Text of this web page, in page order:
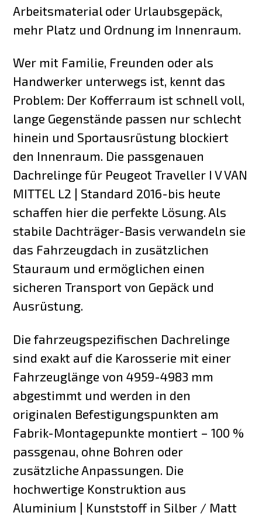
Arbeitsmaterial oder Urlaubsgepäck,
mehr Platz und Ordnung im Innenraum.
Wer mit Familie, Freunden oder als
Handwerker unterwegs ist, kennt das
Problem: Der Kofferraum ist schnell voll,
lange Gegenstände passen nur schlecht
hinein und Sportausrüstung blockiert
den Innenraum. Die passgenauen
Dachrelinge für Peugeot Traveller I V VAN
MITTEL L2 | Standard 2016-bis heute
schaffen hier die perfekte Lösung. Als
stabile Dachträger-Basis verwandeln sie
das Fahrzeugdach in zusätzlichen
Stauraum und ermöglichen einen
sicheren Transport von Gepäck und
Ausrüstung.
Die fahrzeugspezifischen Dachrelinge
sind exakt auf die Karosserie mit einer
Fahrzeuglänge von 4959-4983 mm
abgestimmt und werden in den
originalen Befestigungspunkten am
Fabrik-Montagepunkte montiert – 100 %
passgenau, ohne Bohren oder
zusätzliche Anpassungen. Die
hochwertige Konstruktion aus
Aluminium | Kunststoff in Silber / Matt